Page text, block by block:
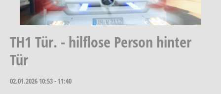
TH1 Tür. - hilflose Person hinter
Tür
02.01.2026 10:53 - 11:40